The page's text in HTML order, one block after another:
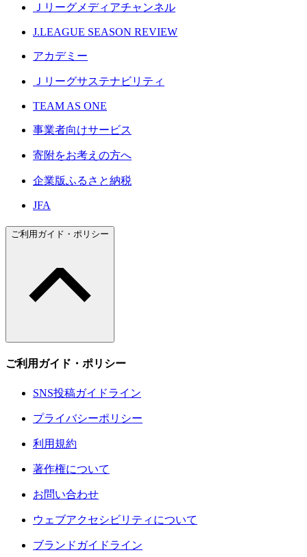
Ｊリーグメディアチャンネル
J.LEAGUE SEASON REVIEW
アカデミー
Ｊリーグサステナビリティ
TEAM AS ONE
事業者向けサービス
寄附をお考えの方へ
企業版ふるさと納税
JFA
ご利用ガイド・ポリシー
ご利用ガイド・ポリシー
SNS投稿ガイドライン
プライバシーポリシー
利用規約
著作権について
お問い合わせ
ウェブアクセシビリティについて
ブランドガイドライン